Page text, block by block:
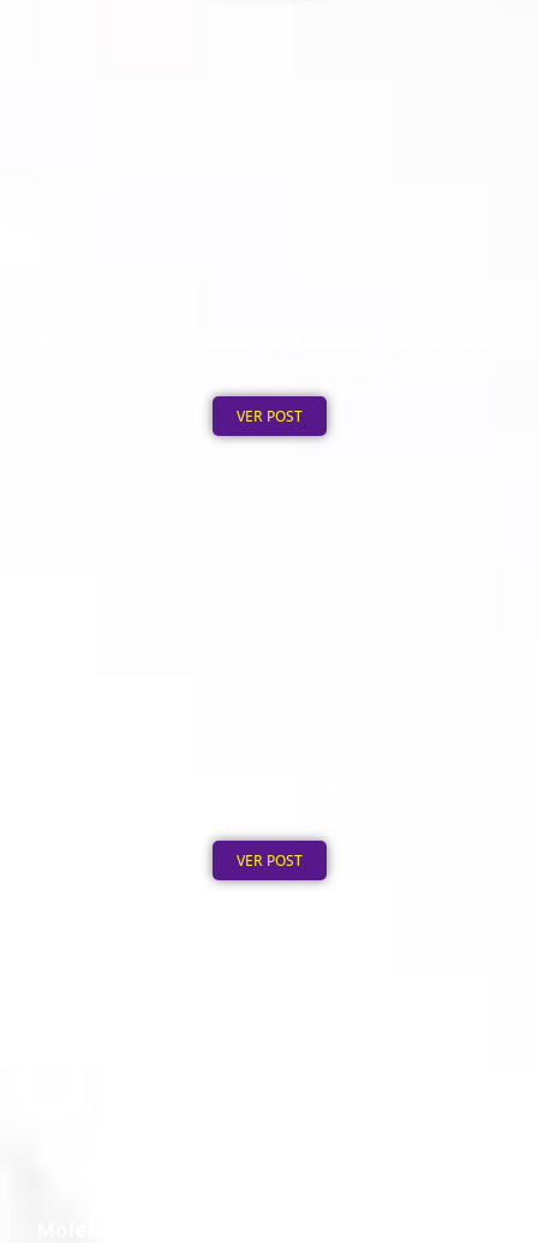
Publicado em: 6 de agosto de 2026
VER POST
Publicado em: 5 de agosto de 2026
VER POST